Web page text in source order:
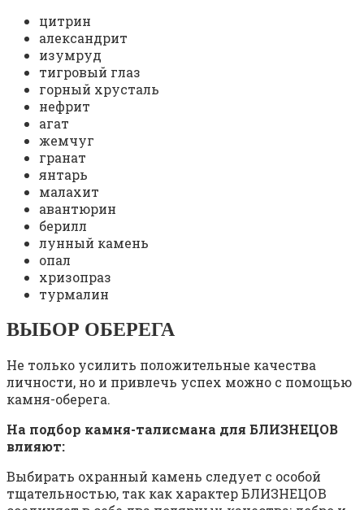
цитрин
александрит
изумруд
тигровый глаз
горный хрусталь
нефрит
агат
жемчуг
гранат
янтарь
малахит
авантюрин
берилл
лунный камень
опал
хризопраз
турмалин
ВЫБОР ОБЕРЕГА
Не только усилить положительные качества
личности, но и привлечь успех можно с помощью
камня-оберега.
На подбор камня-талисмана для БЛИЗНЕЦОВ
влияют:
Выбирать охранный камень следует с особой
тщательностью, так как характер БЛИЗНЕЦОВ